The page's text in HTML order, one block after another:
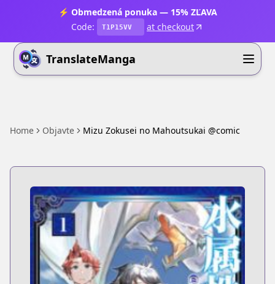
⚡ Obmedzená ponuka — 15% ZĽAVA
Code:
T1P15VV at checkout
TranslateManga
Home Objavte Mizu Zokusei no Mahoutsukai @comic